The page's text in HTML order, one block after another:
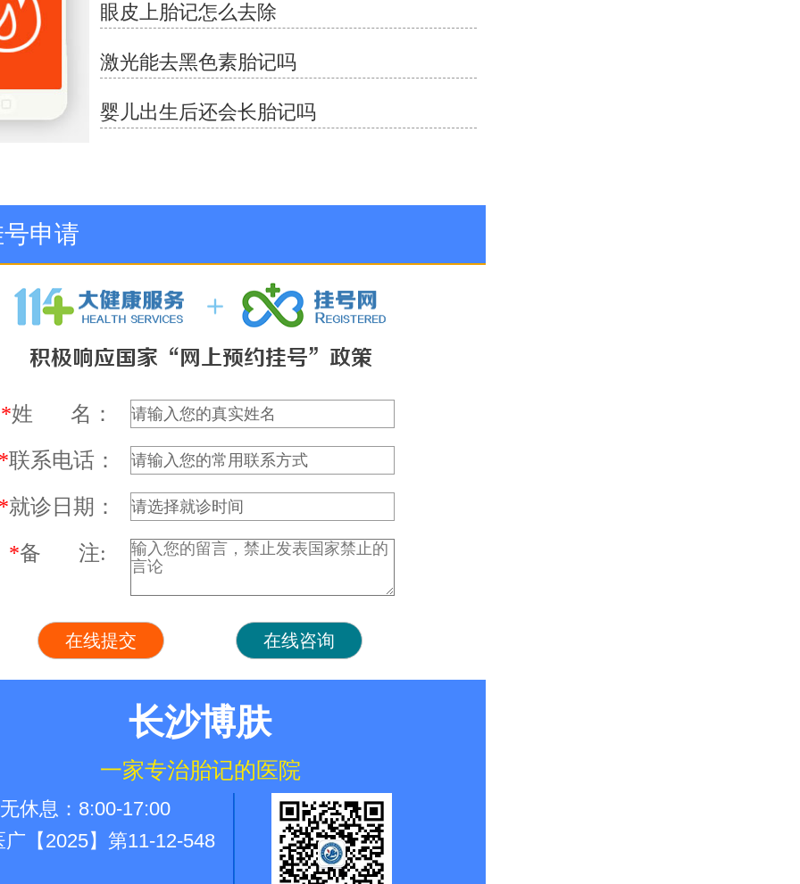
眼皮上胎记怎么去除
激光能去黑色素胎记吗
婴儿出生后还会长胎记吗
申请
*姓 名：
联系电话：
就诊日期：
*备 注:
长沙博肤
一家专治胎记的医院
休息：8:00-17:00
广【2025】第11-12-548